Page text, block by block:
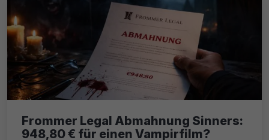
Frommer Legal Abmahnung Sinners:
948,80 € für einen Vampirfilm?